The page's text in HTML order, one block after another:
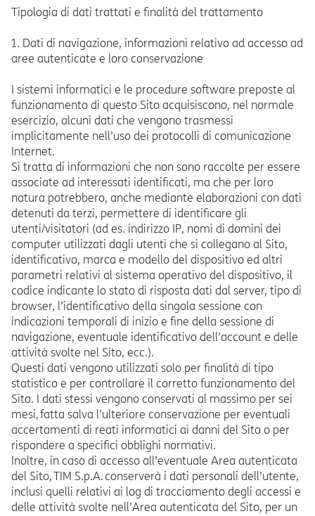
Tipologia di dati trattati e finalità del trattamento
1. Dati di navigazione, informazioni relativo ad accesso ad
aree autenticate e loro conservazione
I sistemi informatici e le procedure software preposte al
funzionamento di questo Sito acquisiscono, nel normale
esercizio, alcuni dati che vengono trasmessi
implicitamente nell’uso dei protocolli di comunicazione
Internet.
Si tratta di informazioni che non sono raccolte per essere
associate ad interessati identificati, ma che per loro
natura potrebbero, anche mediante elaborazioni con dati
detenuti da terzi, permettere di identificare gli
utenti/visitatori (ad es. indirizzo IP, nomi di domini dei
computer utilizzati dagli utenti che si collegano al Sito,
identificativo, marca e modello del dispositivo ed altri
parametri relativi al sistema operativo del dispositivo, il
codice indicante lo stato di risposta dati dal server, tipo di
browser, l’identificativo della singola sessione con
indicazioni temporali di inizio e fine della sessione di
navigazione, eventuale identificativo dell’account e delle
attività svolte nel Sito, ecc.).
Questi dati vengono utilizzati solo per finalità di tipo
statistico e per controllare il corretto funzionamento del
Sito. I dati stessi vengono conservati al massimo per sei
mesi, fatta salva l’ulteriore conservazione per eventuali
accertamenti di reati informatici ai danni del Sito o per
rispondere a specifici obblighi normativi.
Inoltre, in caso di accesso all’eventuale Area autenticata
del Sito, TIM S.p.A. conserverà i dati personali dell’utente,
inclusi quelli relativi ai log di tracciamento degli accessi e
delle attività svolte nell’Area autenticata del Sito, per un